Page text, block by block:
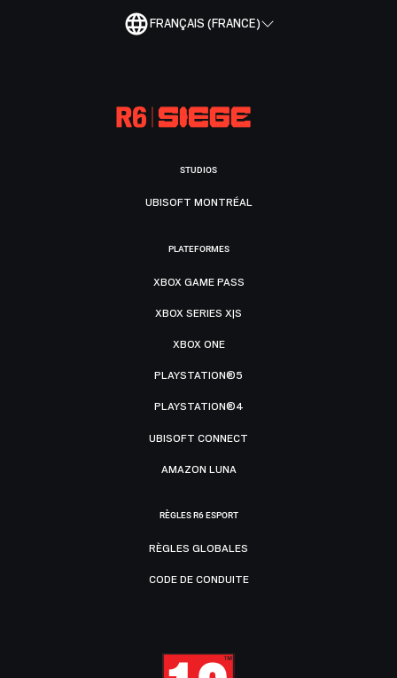
FRANÇAIS (FRANCE)
STUDIOS
UBISOFT MONTRÉAL
PLATEFORMES
XBOX GAME PASS
XBOX SERIES X|S
XBOX ONE
PLAYSTATION®5
PLAYSTATION®4
UBISOFT CONNECT
AMAZON LUNA
RÈGLES R6 ESPORT
RÈGLES GLOBALES
CODE DE CONDUITE